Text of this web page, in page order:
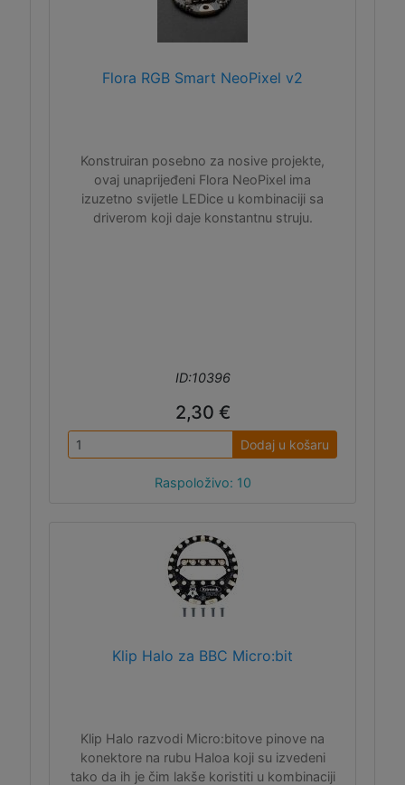
Flora RGB Smart NeoPixel v2
Konstruiran posebno za nosive projekte,
ovaj unaprijeđeni Flora NeoPixel ima
izuzetno svijetle LEDice u kombinaciji sa
driverom koji daje konstantnu struju.
ID:10396
2,30 €
Dodaj u košaru
Raspoloživo: 10
Klip Halo za BBC Micro:bit
Klip Halo razvodi Micro:bitove pinove na
konektore na rubu Haloa koji su izvedeni
tako da ih je čim lakše koristiti u kombinaciji